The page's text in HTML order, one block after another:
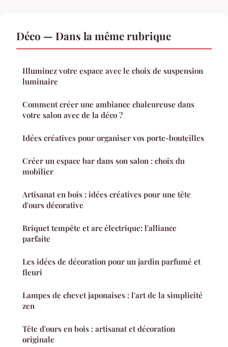
Déco — Dans la même rubrique
Illuminez votre espace avec le choix de suspension
luminaire
Comment créer une ambiance chaleureuse dans
votre salon avec de la déco ?
Idées créatives pour organiser vos porte-bouteilles
Créer un espace bar dans son salon : choix du
mobilier
Artisanat en bois : idées créatives pour une tête
d'ours décorative
Briquet tempête et arc électrique: l'alliance
parfaite
Les idées de décoration pour un jardin parfumé et
fleuri
Lampes de chevet japonaises : l'art de la simplicité
zen
Tête d'ours en bois : artisanat et décoration
originale